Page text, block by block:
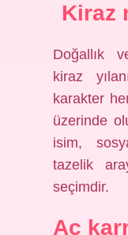
Kiraz
Doğallık
kiraz
karakter
üzerinde
isim,
tazelik
seçimdir.
Aç